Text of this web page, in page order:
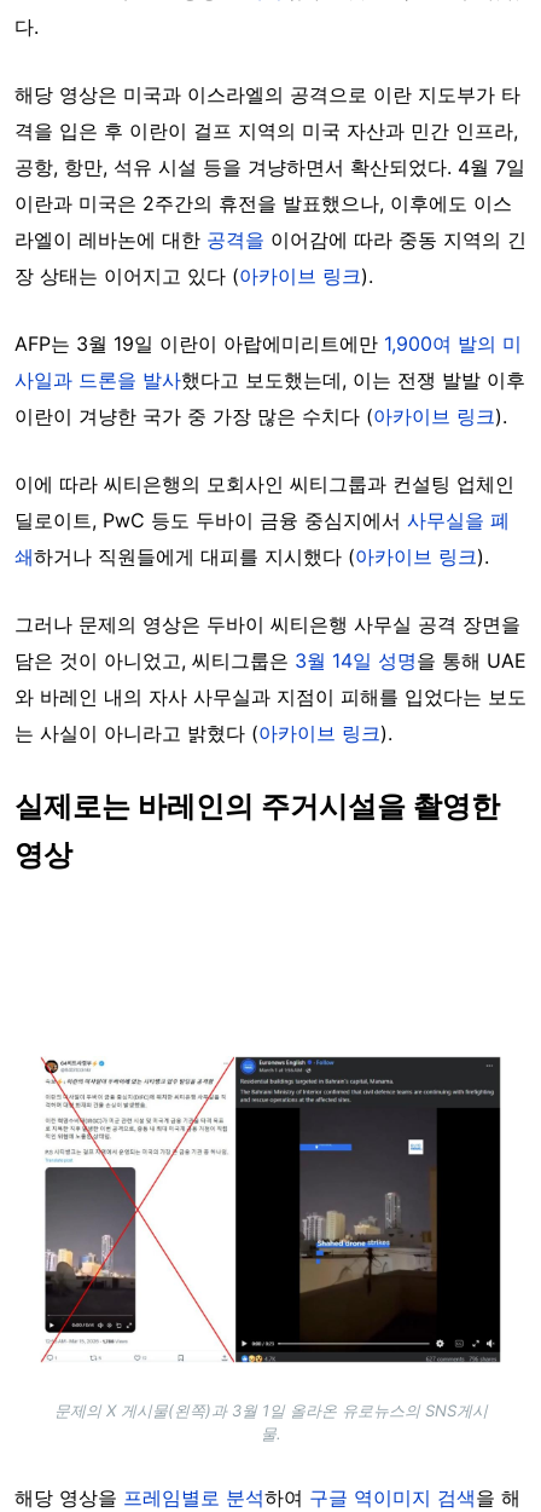
다.
해당 영상은 미국과 이스라엘의 공격으로 이란 지도부가 타
격을 입은 후 이란이 걸프 지역의 미국 자산과 민간 인프라,
공항, 항만, 석유 시설 등을 겨냥하면서 확산되었다. 4월 7일
이란과 미국은 2주간의 휴전을 발표했으나, 이후에도 이스
라엘이 레바논에 대한 공격을 이어감에 따라 중동 지역의 긴
장 상태는 이어지고 있다 (아카이브 링크).
AFP는 3월 19일 이란이 아랍에미리트에만 1,900여 발의 미
사일과 드론을 발사했다고 보도했는데, 이는 전쟁 발발 이후
이란이 겨냥한 국가 중 가장 많은 수치다 (아카이브 링크).
이에 따라 씨티은행의 모회사인 씨티그룹과 컨설팅 업체인
딜로이트, PwC 등도 두바이 금융 중심지에서 사무실을 폐
쇄하거나 직원들에게 대피를 지시했다 (아카이브 링크).
그러나 문제의 영상은 두바이 씨티은행 사무실 공격 장면을
담은 것이 아니었고, 씨티그룹은 3월 14일 성명을 통해 UAE
와 바레인 내의 자사 사무실과 지점이 피해를 입었다는 보도
는 사실이 아니라고 밝혔다 (아카이브 링크).
실제로는 바레인의 주거시설을 촬영한
영상
Image
문제의 X 게시물(왼쪽)과 3월 1일 올라온 유로뉴스의 SNS게시
물.
해당 영상을 프레임별로 분석하여 구글 역이미지 검색을 해